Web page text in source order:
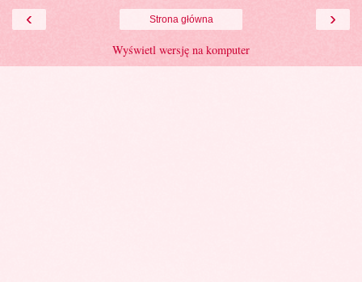
‹ ›
Strona główna
Wyświetl wersję na komputer